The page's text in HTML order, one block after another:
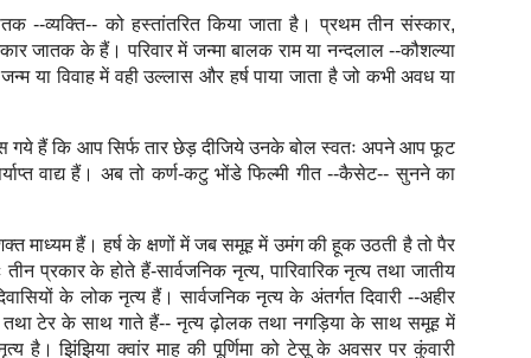
--व्यक्ति-- को हस्तांतरित किया जाता है। प्रथम तीन संस्कार,
जातक के हैं। परिवार में जन्मा बालक राम या नन्दलाल --कौशल्या
या विवाह में वही उल्लास और हर्ष पाया जाता है जो कभी अवध या
गये हैं कि आप सिर्फ तार छेड़ दीजिये उनके बोल स्वतः अपने आप फूट
वाद्य हैं। अब तो कर्ण-कटु भोंडे फिल्मी गीत --कैसेट-- सुनने का
माध्यम हैं। हर्ष के क्षणों में जब समूह में उमंग की हूक उठती है तो पैर
प्रकार के होते हैं-सार्वजनिक नृत्य, पारिवारिक नृत्य तथा जातीय
के लोक नृत्य हैं। सार्वजनिक नृत्य के अंतर्गत दिवारी --अहीर
टेर के साथ गाते हैं-- नृत्य ढ़ोलक तथा नगड़िया के साथ समूह में
है। झिंझिया क्वांर माह की पूर्णिमा को टेसू के अवसर पर कुंवारी